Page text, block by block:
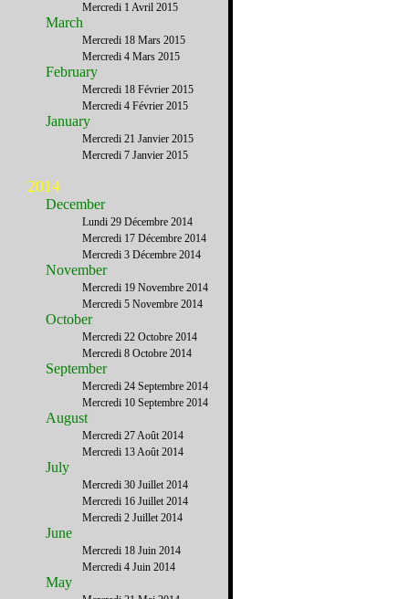
Mercredi 1 Avril 2015
March
Mercredi 18 Mars 2015
Mercredi 4 Mars 2015
February
Mercredi 18 Février 2015
Mercredi 4 Février 2015
January
Mercredi 21 Janvier 2015
Mercredi 7 Janvier 2015
2014
December
Lundi 29 Décembre 2014
Mercredi 17 Décembre 2014
Mercredi 3 Décembre 2014
November
Mercredi 19 Novembre 2014
Mercredi 5 Novembre 2014
October
Mercredi 22 Octobre 2014
Mercredi 8 Octobre 2014
September
Mercredi 24 Septembre 2014
Mercredi 10 Septembre 2014
August
Mercredi 27 Août 2014
Mercredi 13 Août 2014
July
Mercredi 30 Juillet 2014
Mercredi 16 Juillet 2014
Mercredi 2 Juillet 2014
June
Mercredi 18 Juin 2014
Mercredi 4 Juin 2014
May